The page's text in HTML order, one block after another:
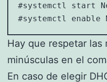
#systemctl start
#systemctl enable
Hay que respetar las
minúsculas en el
En caso de elegir